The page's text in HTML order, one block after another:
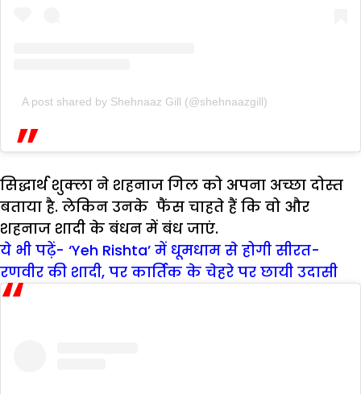
A post shared by Shehnaaz Gill (@shehnaazgill)
सिद्धार्थ शुक्ला ने शहनाज गिल को अपना अच्छा दोस्त
बताया है. लेकिन उनके फैंस चाहते हैं कि वो और
शहनाज शादी के बंधन में बंध जाएं.
ये भी पढ़ें- ‘Yeh Rishta’ में धूमधाम से होगी सीरत-
रणवीर की शादी, पर कार्तिक के चेहरे पर छायी उदासी